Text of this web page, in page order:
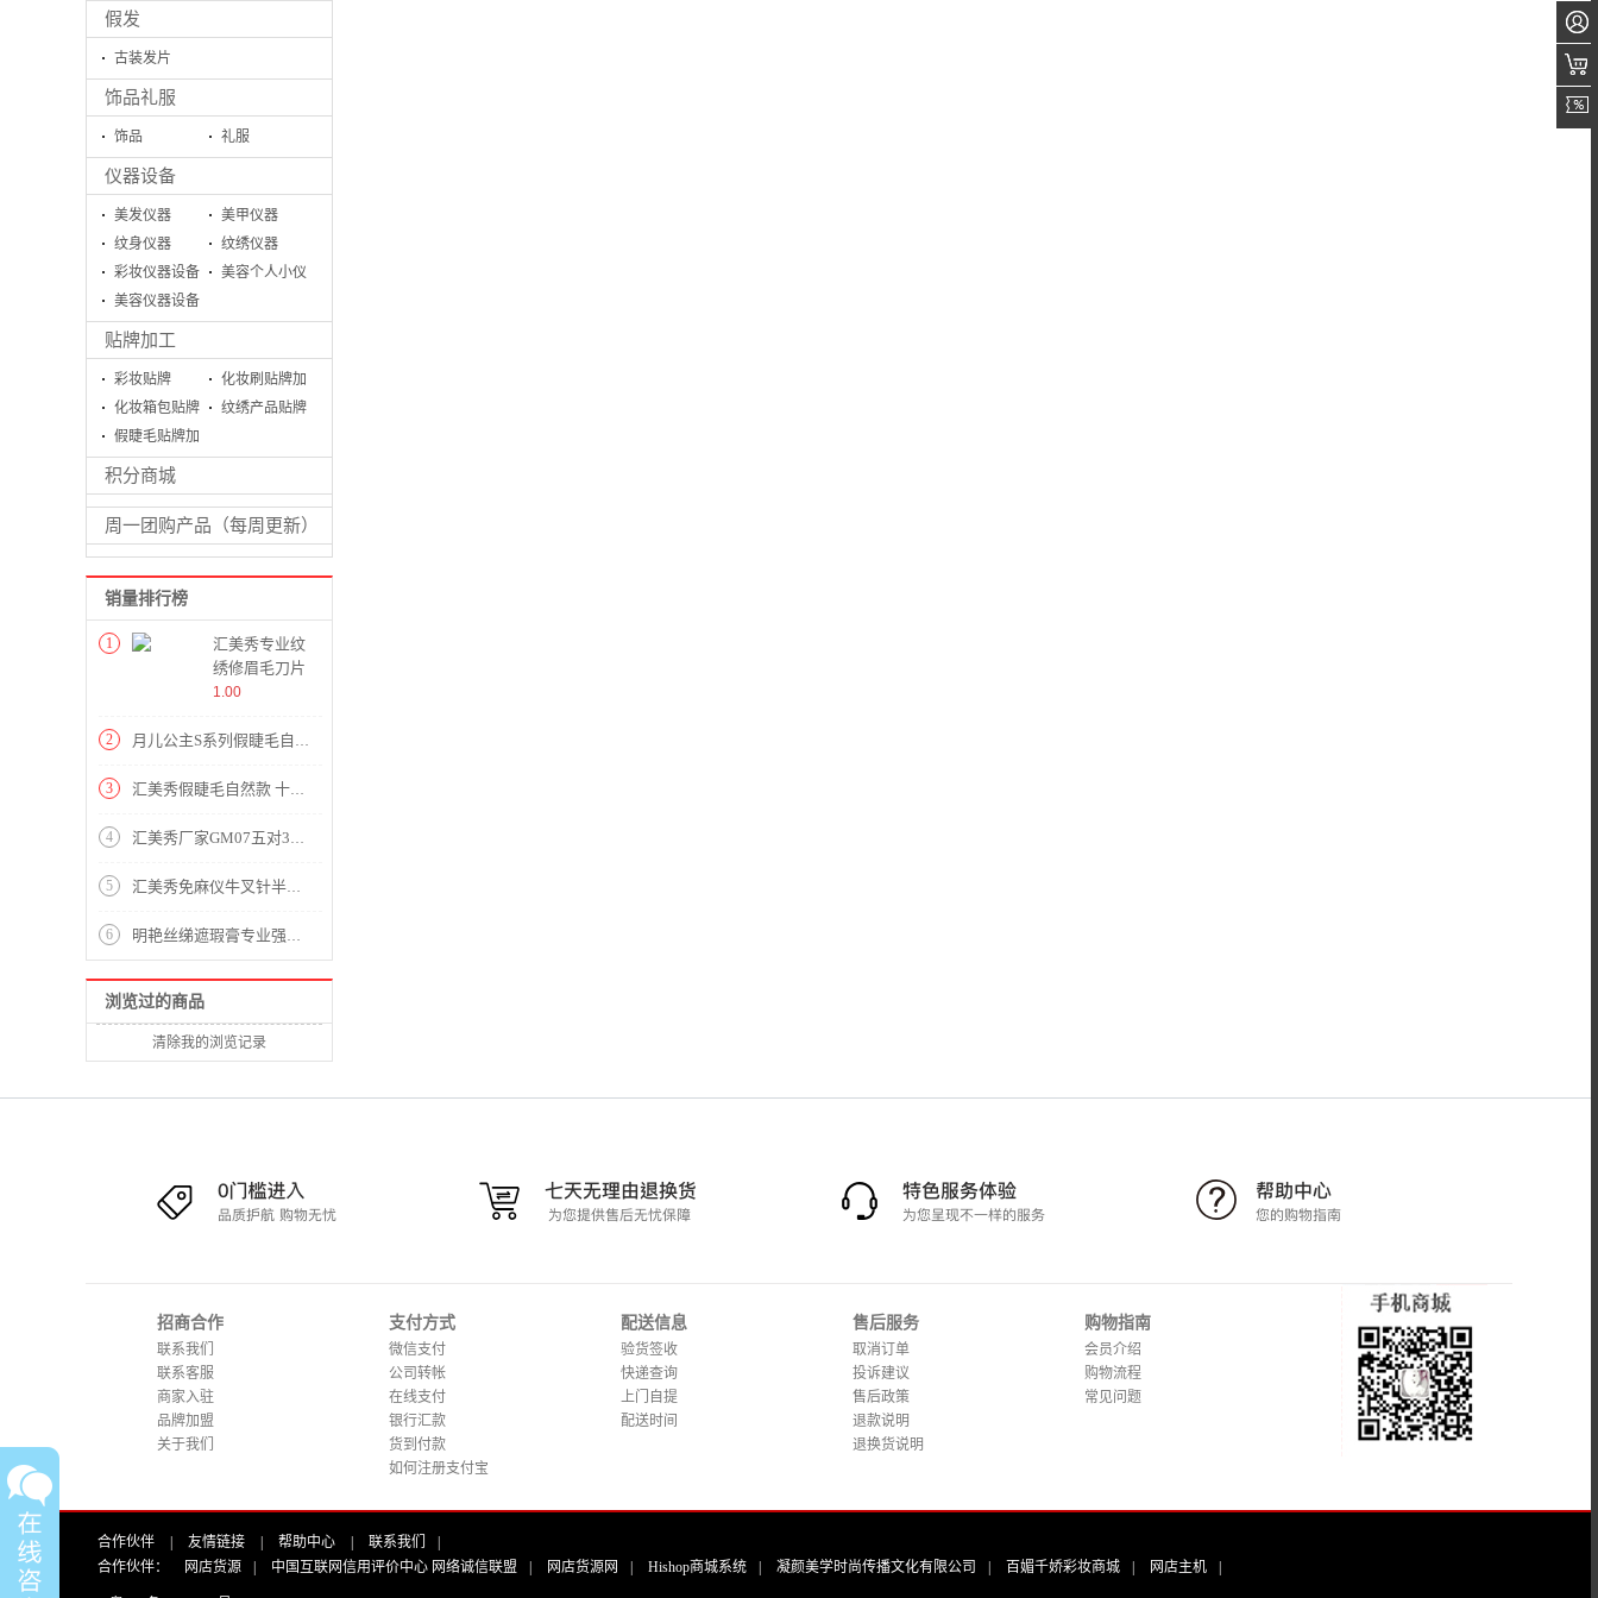
假发
古装发片
饰品礼服
饰品 礼服
仪器设备
美发仪器
美甲仪器
纹身仪器
纹绣仪器
彩妆仪器设备
美容个人小仪
美容仪器设备
系列
贴牌加工
彩妆贴牌
化妆刷贴牌加
工
化妆箱包贴牌
加工
纹绣产品贴牌
假睫毛贴牌加
工生产
积分商城
周一团购产品（每周更新）
销量排行榜
1
汇美秀专业纹
绣修眉毛刀片
画眉神器美容
刀整盒100片
1.00
2 月儿公主S系列假睫毛自然仿真女透明梗3D磨尖日常裸妆十对装
3 汇美秀假睫毛自然款 十对装月儿公主S系列 美姣源睫毛厂影楼睫毛
4 汇美秀厂家GM07五对3D磨尖假睫毛透明梗自然假睫毛纤长款日常眼睫毛
5 汇美秀免麻仪牛叉针半壁U11针专用线条眉针漂唇纹眼线微针全抛一体针头现货
6 明艳丝绨遮瑕膏专业强力遮瑕遮纹身痘印眼部提亮控油单色粉底膏现货
浏览过的商品
清除我的浏览记录
招商合作
联系我们
联系客服
商家入驻
品牌加盟
关于我们
支付方式
微信支付
公司转帐
在线支付
银行汇款
货到付款
如何注册支付宝
配送信息
验货签收
快递查询
上门自提
配送时间
售后服务
取消订单
投诉建议
售后政策
退款说明
退换货说明
购物指南
会员介绍
购物流程
常见问题
合作伙伴 友情链接 帮助中心 联系我们
合作伙伴：
网店货源 中国互联网信用评价中心 网络诚信联盟 网店货源网 Hishop商城系统 凝颜美学时尚传播文化有限公司 百媚千娇彩妆商城 网店主机